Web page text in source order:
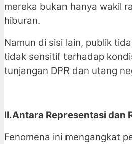
mereka bukan hanya wakil
hiburan.
Namun di sisi lain, publik
tidak sensitif terhadap
tunjangan DPR dan utang
II.Antara Representasi dan
Fenomena ini mengangkat